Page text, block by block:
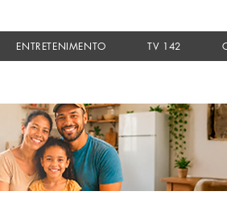
ENTRETENIMENTO TV 142